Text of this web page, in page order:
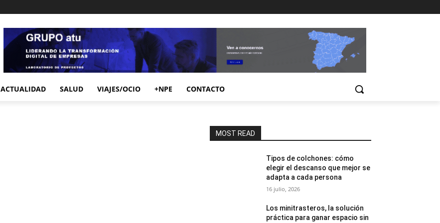
ACTUALIDAD SALUD VIAJES/OCIO +NPE CONTACTO
MOST READ
Tipos de colchones: cómo
elegir el descanso que mejor se
adapta a cada persona
16 julio, 2026
Los minitrasteros, la solución
práctica para ganar espacio sin